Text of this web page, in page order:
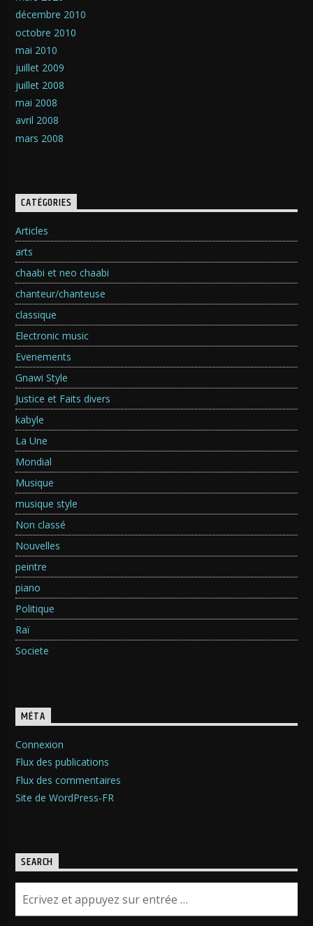
décembre 2010
octobre 2010
mai 2010
juillet 2009
juillet 2008
mai 2008
avril 2008
mars 2008
CATÉGORIES
Articles
arts
chaabi et neo chaabi
chanteur/chanteuse
classique
Electronic music
Evenements
Gnawi Style
Justice et Faits divers
kabyle
La Une
Mondial
Musique
musique style
Non classé
Nouvelles
peintre
piano
Politique
Raï
Societe
MÉTA
Connexion
Flux des publications
Flux des commentaires
Site de WordPress-FR
SEARCH